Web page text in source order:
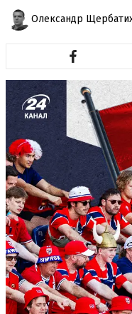
Олександр